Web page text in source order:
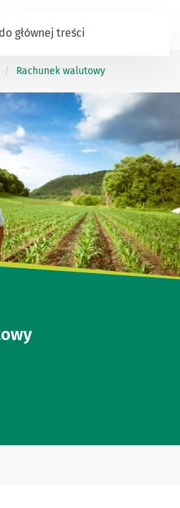
głównej treści
Rachunek walutowy